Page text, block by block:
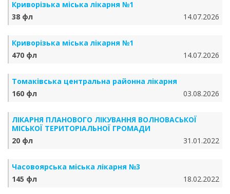
Криворізька міська лікарня №1
38 фл
14.07.2026
Криворізька міська лікарня №1
470 фл
14.07.2026
Томаківська центральна районна лікарня
160 фл
03.08.2026
ЛІКАРНЯ ПЛАНОВОГО ЛІКУВАННЯ ВОЛНОВАСЬКОЇ
МІСЬКОЇ ТЕРИТОРІАЛЬНОЇ ГРОМАДИ
20 фл
31.01.2022
Часовоярська міська лікарня №3
145 фл
18.02.2022